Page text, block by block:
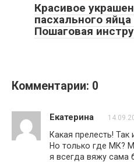
Красивое
пасхального
Пошаговая
Комментарии: 0
Екатерина
Какая прелесть! Так
Но только где МК?
я всегда вяжу сама